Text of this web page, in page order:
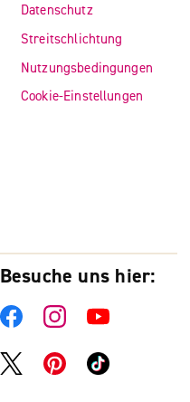
Datenschutz
Streitschlichtung
Nutzungsbedingungen
Cookie-Einstellungen
Besuche uns hier: